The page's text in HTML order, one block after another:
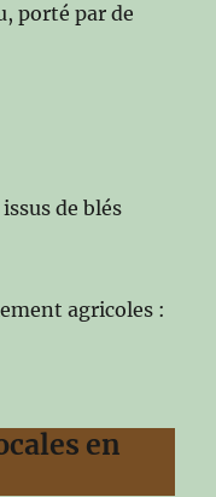
porté par de
de blés
agricoles :
en